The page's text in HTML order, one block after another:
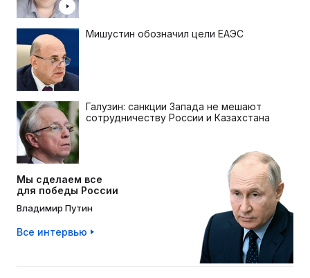
Мишустин обозначил цели ЕАЭС
Галузин: санкции Запада не мешают
сотрудничеству России и Казахстана
Мы сделаем все
для победы России
Владимир Путин
Все интервью